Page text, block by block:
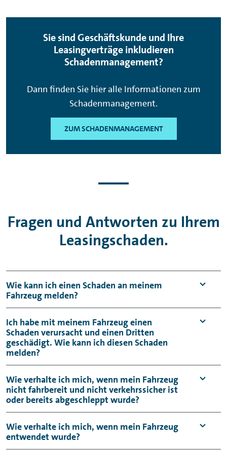
Sie sind Geschäftskunde und Ihre
Leasingverträge inkludieren
Schadenmanagement?
Dann finden Sie hier alle Informationen zum
Schadenmanagement.
ZUM SCHADENMANAGEMENT
Fragen und Antworten zu Ihrem
Leasingschaden.
Wie kann ich einen Schaden an meinem
Fahrzeug melden?
Eine Schadenmeldung ist immer über unsere
Partnerwerkstätten möglich. Bei der
Abwicklung des Schadenfalles unterstützen
unsere Partnerwerkstätten und helfen Ihnen
sehr gern weiter.
Partnerwerkstatt finden
Ich habe mit meinem Fahrzeug einen
Schaden verursacht und einen Dritten
geschädigt. Wie kann ich diesen Schaden
melden?
Bitte wenden Sie sich in diesen Fällen an
Ihren Kraftfahrzeug Haftpflichtversicherer.
Wie verhalte ich mich, wenn mein Fahrzeug
nicht fahrbereit und nicht verkehrssicher ist
oder bereits abgeschleppt wurde?
Bitte rufen Sie uns unter der
Telefonnummer 0531 212 899599 an, um
Wie verhalte ich mich, wenn mein Fahrzeug
entwendet wurde?